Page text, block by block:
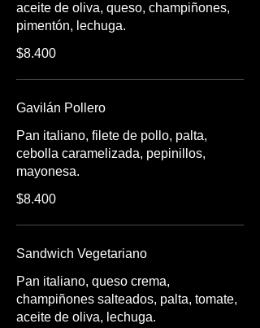
aceite de oliva, queso, champiñones,
$8.400
Gavilán Pollero
Pan italiano, filete de pollo, palta,
cebolla caramelizada, pepinillos,
mayonesa.
$8.400
Sandwich Vegetariano
Pan italiano, queso crema,
champiñones salteados, palta, tomate,